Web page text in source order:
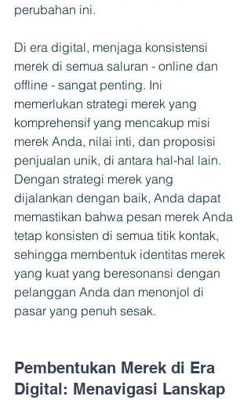
perubahan ini.
Di era digital, menjaga konsistensi
merek di semua saluran - online dan
offline - sangat penting. Ini
memerlukan strategi merek yang
komprehensif yang mencakup misi
merek Anda, nilai inti, dan proposisi
penjualan unik, di antara hal-hal lain.
Dengan strategi merek yang
dijalankan dengan baik, Anda dapat
memastikan bahwa pesan merek Anda
tetap konsisten di semua titik kontak,
sehingga membentuk identitas merek
yang kuat yang beresonansi dengan
pelanggan Anda dan menonjol di
pasar yang penuh sesak.
Pembentukan Merek di Era
Digital: Menavigasi Lanskap